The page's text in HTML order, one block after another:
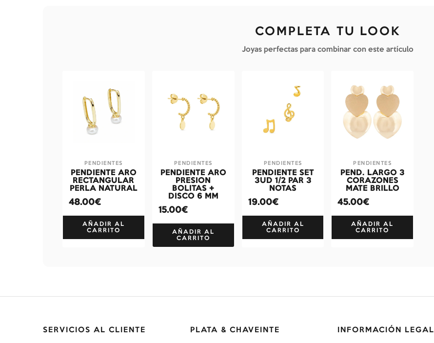
COMPLETA TU LOOK
Joyas perfectas para combinar con este artículo
PENDIENTES
PENDIENTE ARO
RECTANGULAR
PERLA NATURAL
48.00€
AÑADIR AL
CARRITO
PENDIENTES
PENDIENTE ARO
PRESION
BOLITAS +
DISCO 6 MM
15.00€
AÑADIR AL
CARRITO
PENDIENTES
PENDIENTE SET
3UD 1/2 PAR 3
NOTAS
19.00€
AÑADIR AL
CARRITO
PENDIENTES
PEND. LARGO 3
CORAZONES
MATE BRILLO
45.00€
AÑADIR AL
CARRITO
SERVICIOS AL CLIENTE PLATA & CHAVEINTE INFORMACIÓN LEGAL